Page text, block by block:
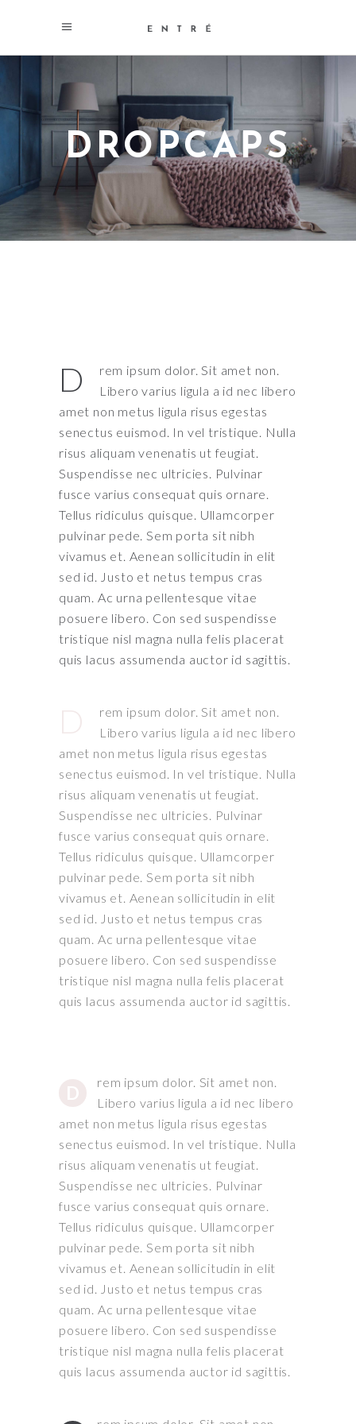
DROPCAPS
D
rem ipsum dolor. Sit amet non.
Libero varius ligula a id nec libero
amet non metus ligula risus egestas
senectus euismod. In vel tristique. Nulla
risus aliquam venenatis ut feugiat.
Suspendisse nec ultricies. Pulvinar
fusce varius consequat quis ornare.
Tellus ridiculus quisque. Ullamcorper
pulvinar pede. Sem porta sit nibh
vivamus et. Aenean sollicitudin in elit
sed id. Justo et netus tempus cras
quam. Ac urna pellentesque vitae
posuere libero. Con sed suspendisse
tristique nisl magna nulla felis placerat
quis lacus assumenda auctor id sagittis.
rem ipsum dolor. Sit amet non.
Libero varius ligula a id nec libero
amet non metus ligula risus egestas
senectus euismod. In vel tristique. Nulla
risus aliquam venenatis ut feugiat.
Suspendisse nec ultricies. Pulvinar
fusce varius consequat quis ornare.
Tellus ridiculus quisque. Ullamcorper
pulvinar pede. Sem porta sit nibh
vivamus et. Aenean sollicitudin in elit
sed id. Justo et netus tempus cras
quam. Ac urna pellentesque vitae
posuere libero. Con sed suspendisse
tristique nisl magna nulla felis placerat
quis lacus assumenda auctor id sagittis.
rem ipsum dolor. Sit amet non.
Libero varius ligula a id nec libero
amet non metus ligula risus egestas
senectus euismod. In vel tristique. Nulla
risus aliquam venenatis ut feugiat.
Suspendisse nec ultricies. Pulvinar
fusce varius consequat quis ornare.
Tellus ridiculus quisque. Ullamcorper
pulvinar pede. Sem porta sit nibh
vivamus et. Aenean sollicitudin in elit
sed id. Justo et netus tempus cras
quam. Ac urna pellentesque vitae
posuere libero. Con sed suspendisse
tristique nisl magna nulla felis placerat
quis lacus assumenda auctor id sagittis.